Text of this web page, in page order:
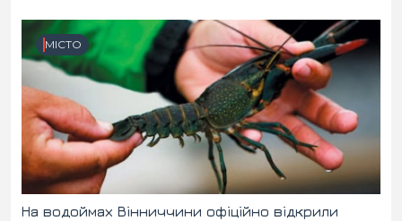
МІСТО
На водоймах Вінниччини офіційно відкрили